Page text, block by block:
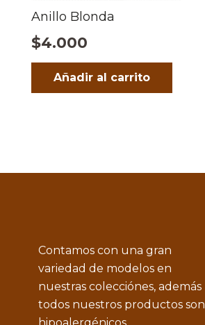
Anillo Blonda
$4.000
Añadir al carrito
Contamos con una gran
variedad de modelos en
nuestras colecciónes, además
todos nuestros productos son